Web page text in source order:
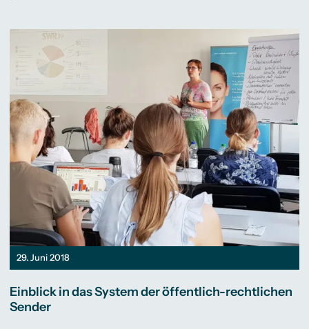
29. Juni 2018
Einblick in das System der öffentlich-rechtlichen
Sender